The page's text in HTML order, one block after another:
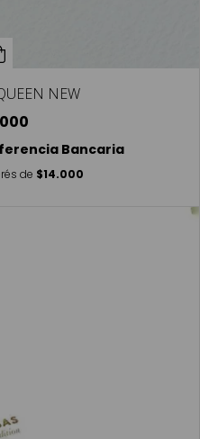
NEW
Bancaria
de $14.000